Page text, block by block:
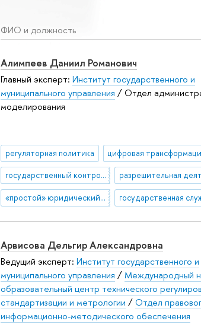
ФИО и должность
Алимпеев Даниил Романович
Главный эксперт: Институт государственного и
муниципального управления / Отдел
моделирования
регуляторная политика
государственный контроль (надзор)
«простой» юридический язык государственная
Арвисова Дельгир Александровна
Ведущий эксперт: Институт государственного и
муниципального управления /Международный
образовательный центр технического
стандартизации и метрологии /Отдел
информационно-методического обеспечения